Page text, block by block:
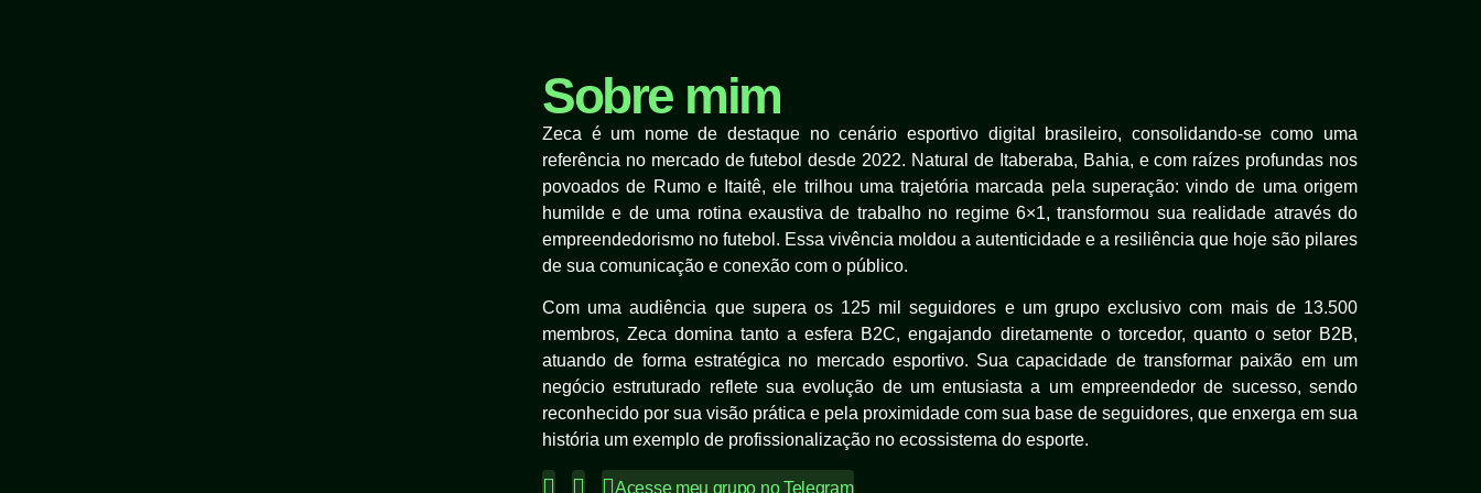
Sobre mim
Zeca é um nome de destaque no cenário esportivo digital brasileiro, consolidando-se como uma
referência no mercado de futebol desde 2022. Natural de Itaberaba, Bahia, e com raízes profundas nos
povoados de Rumo e Itaitê, ele trilhou uma trajetória marcada pela superação: vindo de uma origem
humilde e de uma rotina exaustiva de trabalho no regime 6×1, transformou sua realidade através do
empreendedorismo no futebol. Essa vivência moldou a autenticidade e a resiliência que hoje são pilares
de sua comunicação e conexão com o público.
Com uma audiência que supera os 125 mil seguidores e um grupo exclusivo com mais de 13.500
membros, Zeca domina tanto a esfera B2C, engajando diretamente o torcedor, quanto o setor B2B,
atuando de forma estratégica no mercado esportivo. Sua capacidade de transformar paixão em um
negócio estruturado reflete sua evolução de um entusiasta a um empreendedor de sucesso, sendo
reconhecido por sua visão prática e pela proximidade com sua base de seguidores, que enxerga em sua
história um exemplo de profissionalização no ecossistema do esporte.
Acesse meu grupo no Telegram